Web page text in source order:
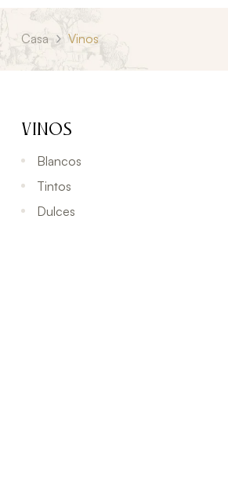
Casa Vinos
VINOS
Blancos
Tintos
Dulces